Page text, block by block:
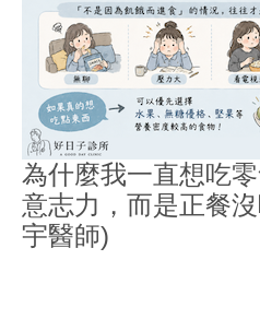
為什麼我一直想吃
意志力，而是正餐
宇醫師)